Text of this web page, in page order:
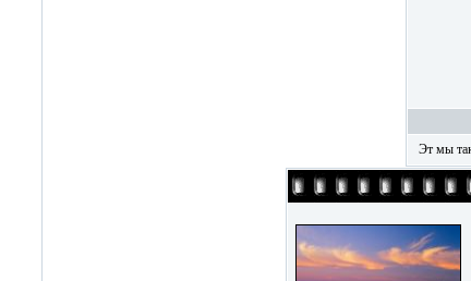
Эт мы